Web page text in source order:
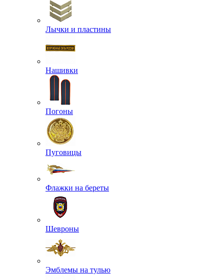
Лычки и пластины
Нашивки
Погоны
Пуговицы
Флажки на береты
Шевроны
Эмблемы на тулью